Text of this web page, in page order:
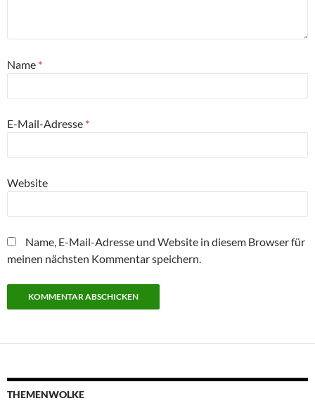
Name *
E-Mail-Adresse *
Website
Name, E-Mail-Adresse und Website in diesem Browser für
meinen nächsten Kommentar speichern.
THEMENWOLKE